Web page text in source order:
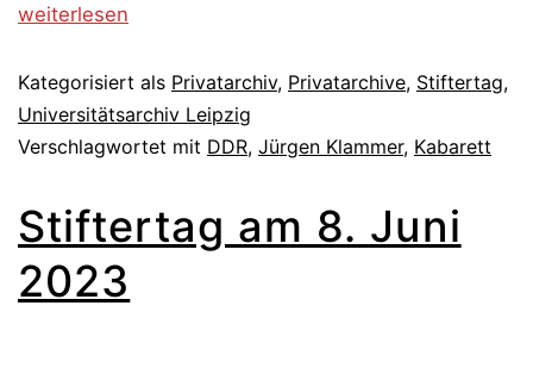
weiterlesen
Kategorisiert als Privatarchiv, Privatarchive, Stiftertag,
Universitätsarchiv Leipzig
Verschlagwortet mit DDR, Jürgen Klammer, Kabarett
Stiftertag am 8. Juni
2023